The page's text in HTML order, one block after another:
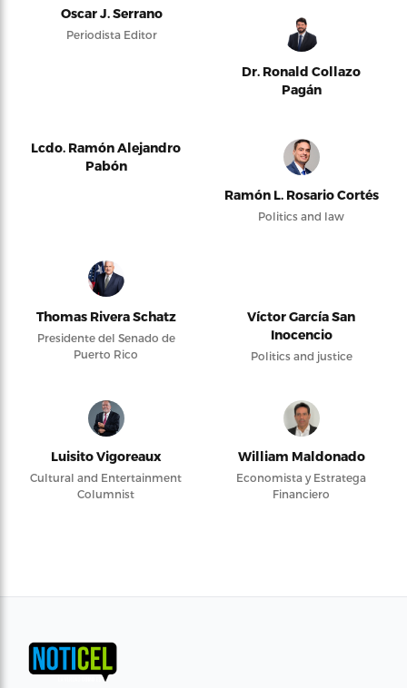
Oscar J. Serrano
Periodista Editor
Dr. Ronald Collazo
Pagán
Lcdo. Ramón Alejandro
Pabón
Ramón L. Rosario Cortés
Politics and law
Thomas Rivera Schatz
Presidente del Senado de
Puerto Rico
Víctor García San
Inocencio
Politics and justice
Luisito Vigoreaux
Cultural and Entertainment
Columnist
William Maldonado
Economista y Estratega
Financiero